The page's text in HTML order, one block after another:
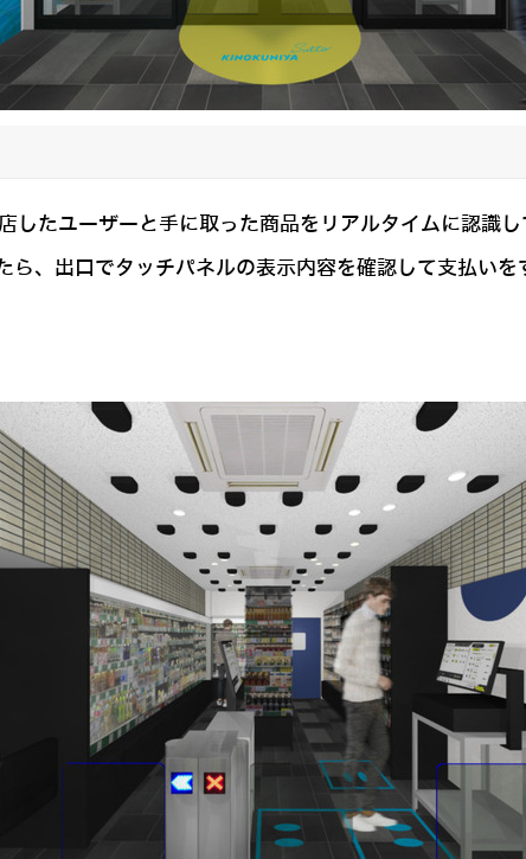
たユーザーと手に取った商品をリアルタイムに認識
、出口でタッチパネルの表示内容を確認して支払い